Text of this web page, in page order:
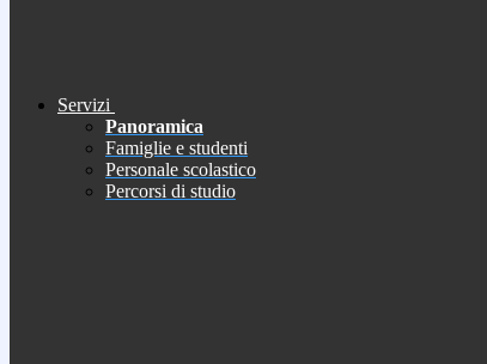
Servizi
Panoramica
Famiglie e studenti
Personale scolastico
Percorsi di studio